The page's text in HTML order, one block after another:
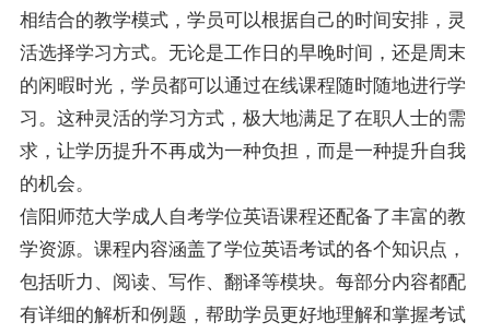
相结合的教学模式，学员可以根据自己的时间安排，灵
活选择学习方式。无论是工作日的早晚时间，还是周末
的闲暇时光，学员都可以通过在线课程随时随地进行学
习。这种灵活的学习方式，极大地满足了在职人士的需
求，让学历提升不再成为一种负担，而是一种提升自我
的机会。
信阳师范大学成人自考学位英语课程还配备了丰富的教
学资源。课程内容涵盖了学位英语考试的各个知识点，
包括听力、阅读、写作、翻译等模块。每部分内容都配
有详细的解析和例题，帮助学员更好地理解和掌握考试